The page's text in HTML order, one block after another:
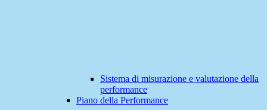
Sistema di misurazione e valutazione della
performance
Piano della Performance